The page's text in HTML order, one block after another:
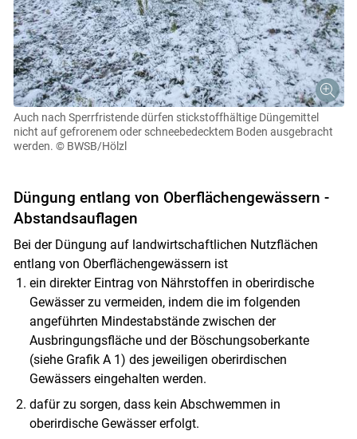
Skip to main content
Auch nach Sperrfristende dürfen stickstoffhältige Düngemittel
nicht auf gefrorenem oder schneebedecktem Boden ausgebracht
werden. © BWSB/Hölzl
Düngung entlang von Oberflächengewässern -
Abstandsauflagen
Bei der Düngung auf landwirtschaftlichen Nutzflächen
entlang von Oberflächengewässern ist
ein direkter Eintrag von Nährstoffen in oberirdische
Gewässer zu vermeiden, indem die im folgenden
angeführten Mindestabstände zwischen der
Ausbringungsfläche und der Böschungsoberkante
(siehe Grafik A 1) des jeweiligen oberirdischen
Gewässers eingehalten werden.
dafür zu sorgen, dass kein Abschwemmen in
oberirdische Gewässer erfolgt.